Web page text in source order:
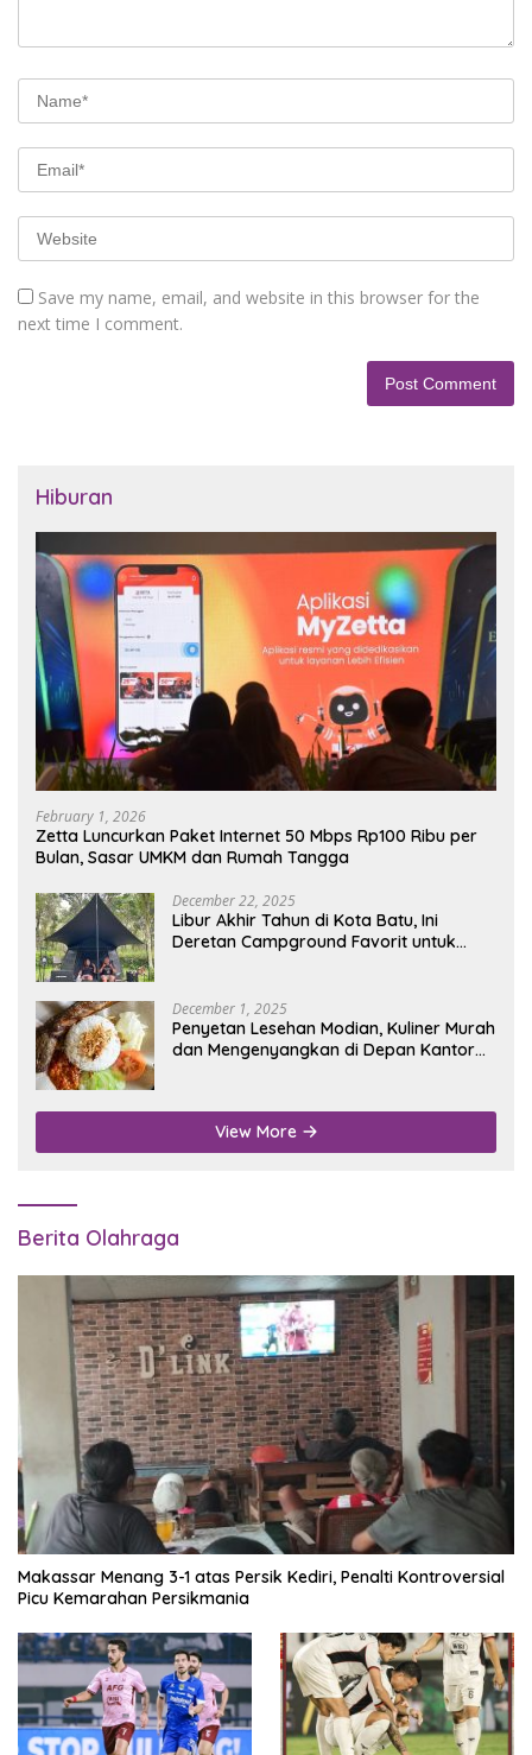
Save my name, email, and website in this browser for the
next time I comment.
Hiburan
February 1, 2026
Zetta Luncurkan Paket Internet 50 Mbps Rp100 Ribu per
Bulan, Sasar UMKM dan Rumah Tangga
December 22, 2025
Libur Akhir Tahun di Kota Batu, Ini
Deretan Campground Favorit untuk
December 1, 2025
Penyetan Lesehan Modian, Kuliner Murah
dan Mengenyangkan di Depan Kantor
View More
Berita Olahraga
Makassar Menang 3-1 atas Persik Kediri, Penalti Kontroversial
Picu Kemarahan Persikmania